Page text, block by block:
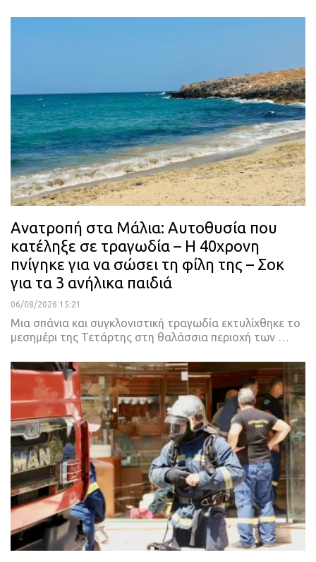
Ανατροπή στα Μάλια: Αυτοθυσία που
κατέληξε σε τραγωδία – Η 40χρονη
πνίγηκε για να σώσει τη φίλη της – Σοκ
για τα 3 ανήλικα παιδιά
06/08/2026 15:21
Μια σπάνια και συγκλονιστική τραγωδία εκτυλίχθηκε το
μεσημέρι της Τετάρτης στη θαλάσσια περιοχή των …